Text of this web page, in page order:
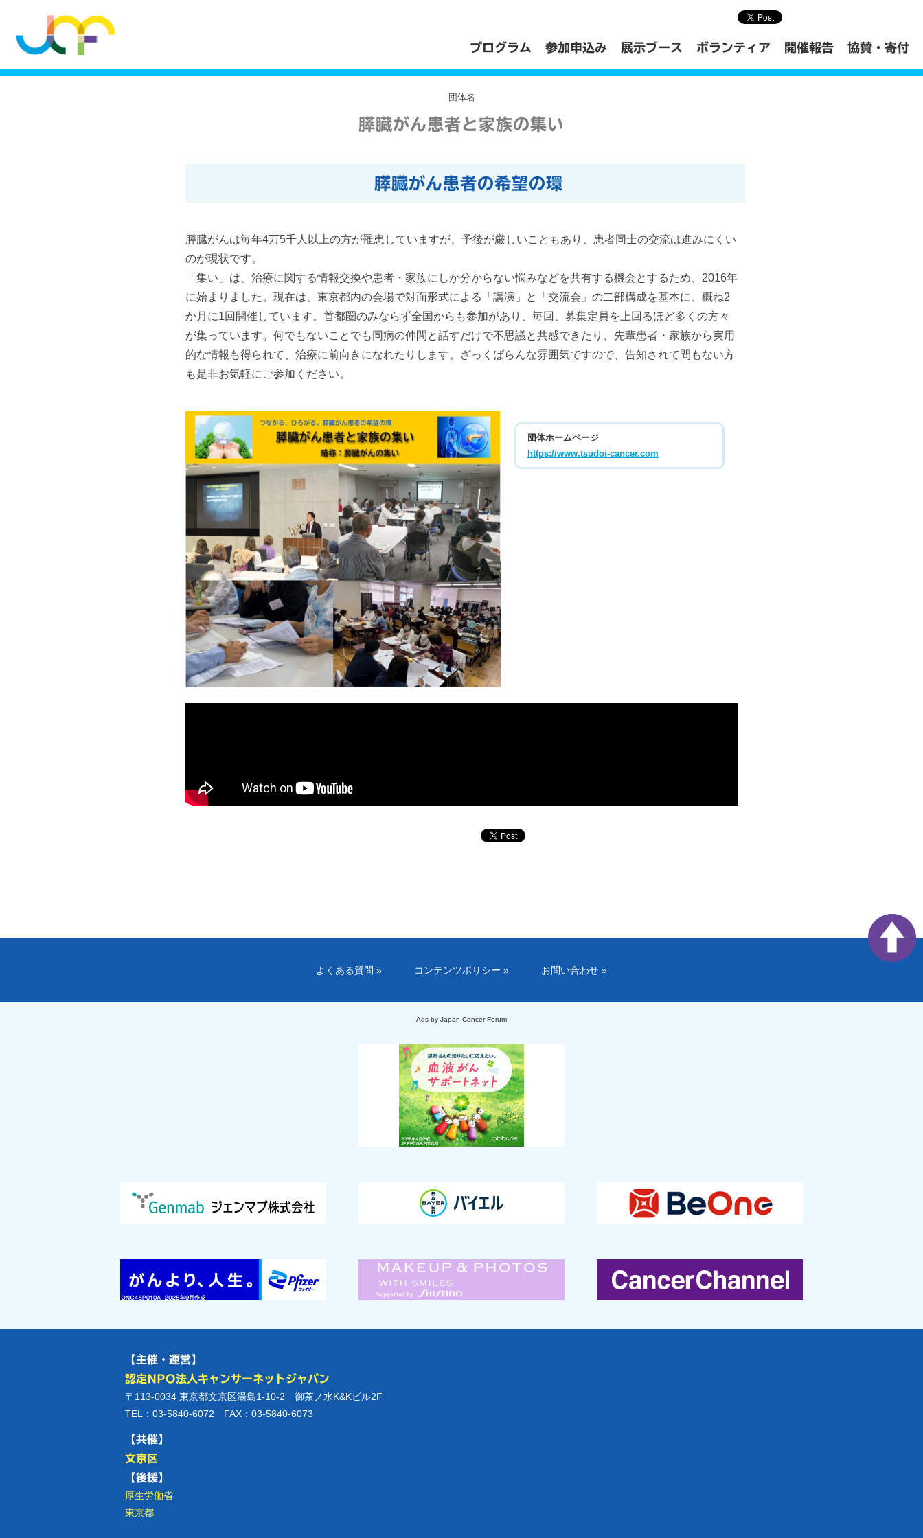
プログラム 参加申込み 展示ブース ボランティア 開催報告 協賛・寄付
団体名
膵臓がん患者と家族の集い
膵臓がん患者の希望の環
膵臓がんは毎年4万5千人以上の方が罹患していますが、予後が厳しいこともあり、患者同士の交流は進みにくい
のが現状です。
「集い」は、治療に関する情報交換や患者・家族にしか分からない悩みなどを共有する機会とするため、2016年
に始まりました。現在は、東京都内の会場で対面形式による「講演」と「交流会」の二部構成を基本に、概ね2
か月に1回開催しています。首都圏のみならず全国からも参加があり、毎回、募集定員を上回るほど多くの方々
が集っています。何でもないことでも同病の仲間と話すだけで不思議と共感できたり、先輩患者・家族から実用
的な情報も得られて、治療に前向きになれたりします。ざっくばらんな雰囲気ですので、告知されて間もない方
も是非お気軽にご参加ください。
団体ホームページ
https://www.tsudoi-cancer.com
よくある質問 » コンテンツポリシー » お問い合わせ »
Ads by Japan Cancer Forum
【主催・運営】
認定NPO法人キャンサーネットジャパン
〒113-0034 東京都文京区湯島1-10-2 御茶ノ水K&Kビル2F
TEL：03-5840-6072 FAX：03-5840-6073
【共催】
文京区
【後援】
厚生労働省
東京都